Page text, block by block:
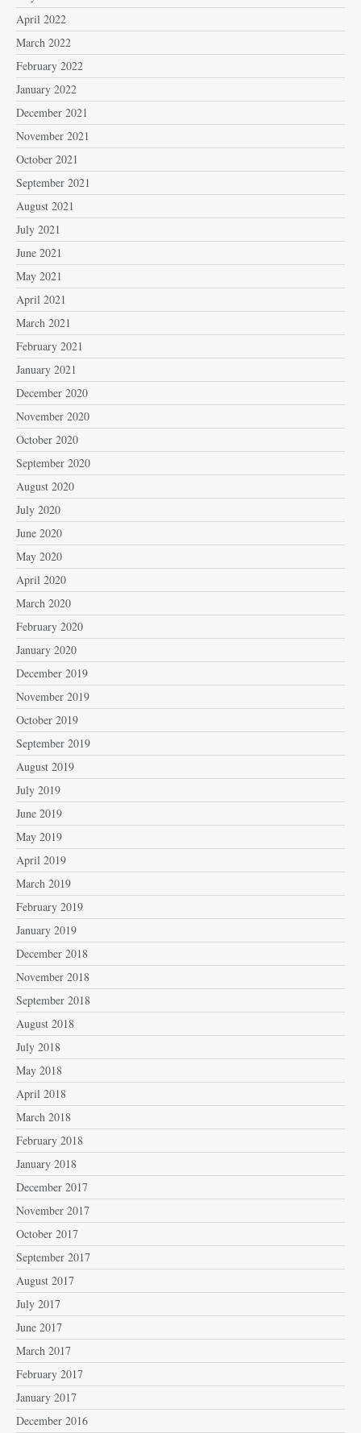
April 2022
March 2022
February 2022
January 2022
December 2021
November 2021
October 2021
September 2021
August 2021
July 2021
June 2021
May 2021
April 2021
March 2021
February 2021
January 2021
December 2020
November 2020
October 2020
September 2020
August 2020
July 2020
June 2020
May 2020
April 2020
March 2020
February 2020
January 2020
December 2019
November 2019
October 2019
September 2019
August 2019
July 2019
June 2019
May 2019
April 2019
March 2019
February 2019
January 2019
December 2018
November 2018
September 2018
August 2018
July 2018
May 2018
April 2018
March 2018
February 2018
January 2018
December 2017
November 2017
October 2017
September 2017
August 2017
July 2017
June 2017
March 2017
February 2017
January 2017
December 2016